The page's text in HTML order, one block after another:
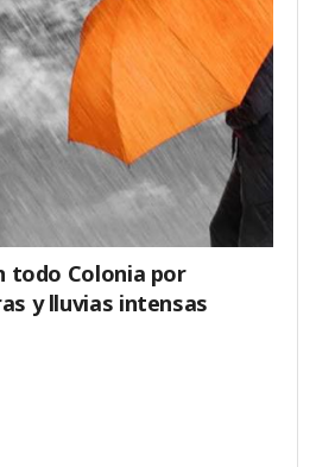
todo Colonia por
y lluvias intensas